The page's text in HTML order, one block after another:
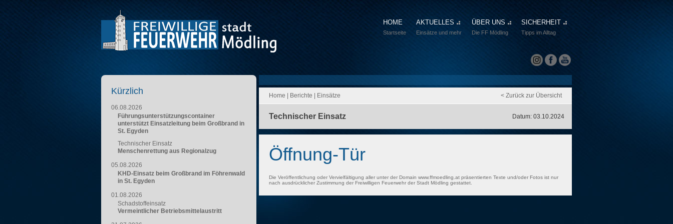
HOME
Startseite
AKTUELLES
Einsätze und mehr
ÜBER UNS
Die FF Mödling
SICHERHEIT
Tipps im Alltag
Home Berichte Einsätze < Zurück zur Übersicht
Technischer Einsatz Datum: 03.10.2024
Öffnung-Tür
Die Veröffentlichung oder Vervielfältigung aller unter der Domain www.ffmoedling.at präsentierten Texte und/oder Fotos ist nur
nach ausdrücklicher Zustimmung der Freiwilligen Feuerwehr der Stadt Mödling gestattet.
Kürzlich
06.08.2026
Führungsunterstützungscontainer
unterstützt Einsatzleitung beim Großbrand in
St. Egyden
Technischer Einsatz
Menschenrettung aus Regionalzug
05.08.2026
KHD-Einsatz beim Großbrand im Föhrenwald
in St. Egyden
01.08.2026
Schadstoffeinsatz
Vermeintlicher Betriebsmittelaustritt